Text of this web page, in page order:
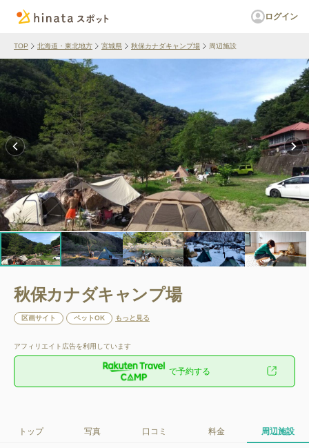
ログイン
TOP 北海道・東北地方 宮城県 秋保カナダキャンプ場 周辺施設
秋保カナダキャンプ場
区画サイト ペットOK もっと見る
アフィリエイト広告を利用しています
で予約する
トップ 写真 口コミ 料金 周辺施設